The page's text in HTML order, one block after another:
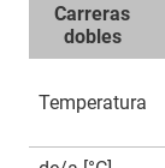
Carreras
dobles
Temperatura